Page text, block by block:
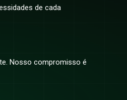
de cada
Nosso compromisso é